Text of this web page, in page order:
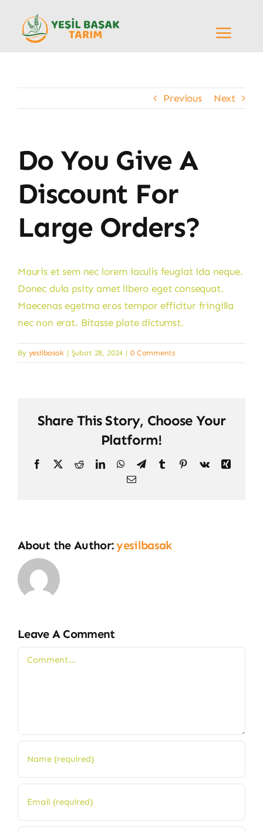
content
Toggle
Ekibimiz
Bilgilendirmeler
Previous Next
Do You Give A
Discount For
Large Orders?
Mauris et sem nec lorem iaculis feugiat ida neque.
Donec duia psity amet libero eget consequat.
Maecenas egetma eros tempor efficitur fringilla
nec non erat. Bitasse plate dictumst.
By yesilbasak | Şubat 28, 2024 | 0 Comments
Share This Story, Choose Your
Platform!
Facebook
X RedditLinkedInWhatsApp
TelegramTumblr PinterestVk
Xing
Email
About the Author:yesilbasak
Leave A Comment
Comment